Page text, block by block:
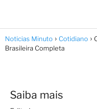
Noticias Minuto Cotidiano
Brasileira Completa
Saiba mais